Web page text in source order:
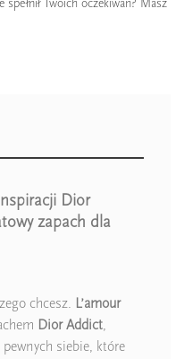
Dior
zapach dla
chcesz. L’amour
Dior Addict,
siebie, które